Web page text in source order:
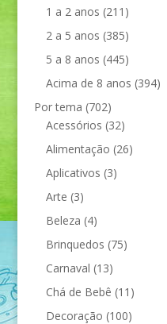
1 a 2 anos (211)
2 a 5 anos (385)
5 a 8 anos (445)
Acima de 8 anos (394)
Por tema (702)
Acessórios (32)
Alimentação (26)
Aplicativos (3)
Arte (3)
Beleza (4)
Brinquedos (75)
Carnaval (13)
Chá de Bebê (11)
Decoração (100)